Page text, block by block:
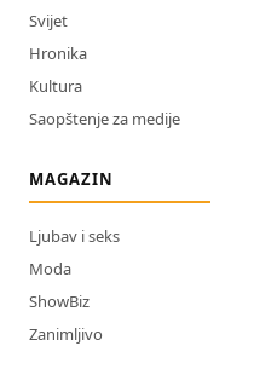
Svijet
Hronika
Kultura
Saopštenje za medije
MAGAZIN
Ljubav i seks
Moda
ShowBiz
Zanimljivo